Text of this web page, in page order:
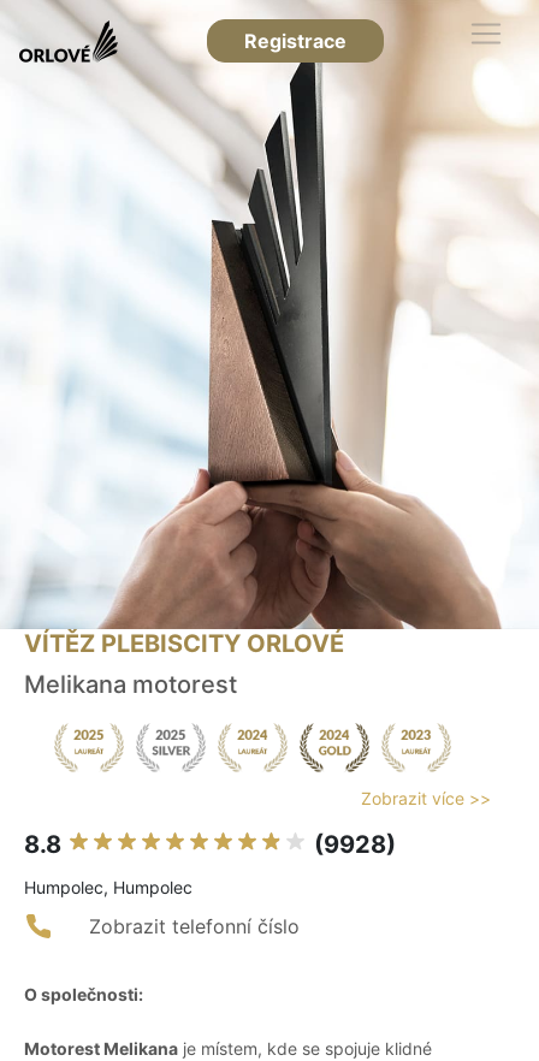
Registrace
VÍTĚZ PLEBISCITY ORLOVÉ
Melikana motorest
Zobrazit více >>
8.8 (9928)
Humpolec, Humpolec
Zobrazit telefonní číslo
O společnosti:
Motorest Melikana je místem, kde se spojuje klidné